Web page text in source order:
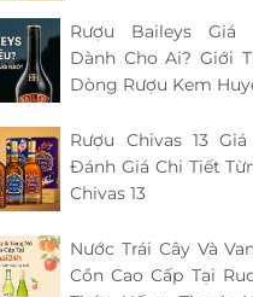
Rượu Baileys Giá
Dành Cho Ai? Giới
Dòng Rượu Kem
Rượu Chivas 13
Đánh Giá Chi Tiết
Chivas 13
Nước Trái Cây Và
Cồn Cao Cấp Tại